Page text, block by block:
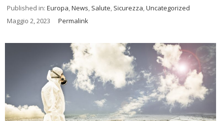
Published in: Europa,News, Salute, Sicurezza,Uncategorized
Maggio 2, 2023
Permalink